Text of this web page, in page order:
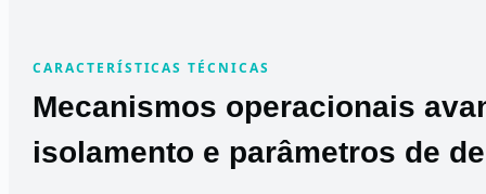
CARACTERÍSTICAS TÉCNICAS
Mecanismos operacionais
isolamento e parâmetros de